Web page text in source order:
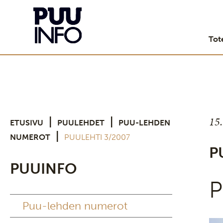
ETUSIVU PUULEHDET
PUU-LEHDEN
NUMEROT
PUULEHTI 3/2007
PUUINFO
Puu-lehden numerot